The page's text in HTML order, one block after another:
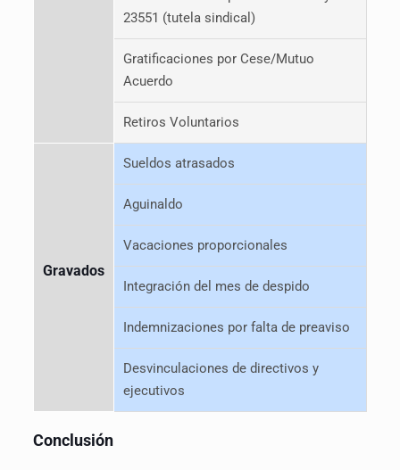
23551 (tutela sindical)
Gratificaciones por Cese/Mutuo
Acuerdo
Retiros Voluntarios
Gravados
Sueldos atrasados
Aguinaldo
Vacaciones proporcionales
Integración del mes de despido
Indemnizaciones por falta de preaviso
Desvinculaciones de directivos y
ejecutivos
Conclusión